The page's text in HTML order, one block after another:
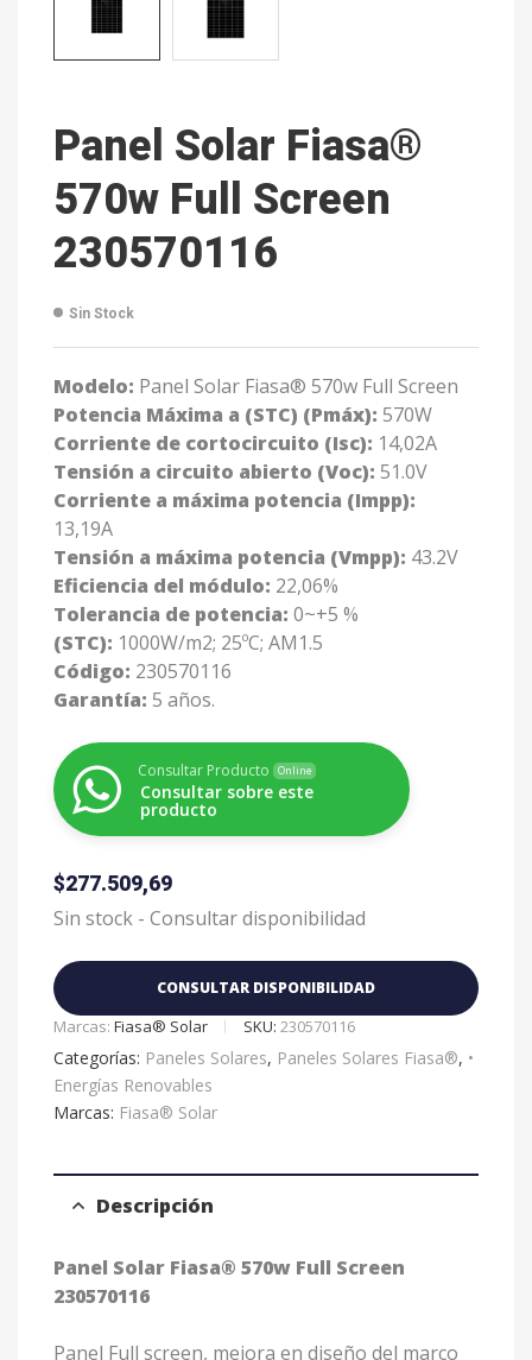
Panel Solar Fiasa®
570w Full Screen
230570116
Sin Stock
Modelo: Panel Solar Fiasa® 570w Full Screen
Potencia Máxima a (STC) (Pmáx): 570W
Corriente de cortocircuito (Isc): 14,02A
Tensión a circuito abierto (Voc): 51.0V
Corriente a máxima potencia (Impp):
13,19A
Tensión a máxima potencia (Vmpp): 43.2V
Eficiencia del módulo: 22,06%
Tolerancia de potencia: 0~+5 %
(STC): 1000W/m2; 25ºC; AM1.5
Código: 230570116
Garantía: 5 años.
Consultar Producto Online
Consultar sobre este
producto
$277.509,69
Sin stock - Consultar disponibilidad
CONSULTAR DISPONIBILIDAD
Marcas: Fiasa® Solar SKU: 230570116
Categorías: Paneles Solares, Paneles Solares Fiasa®, •
Energías Renovables
Marcas: Fiasa® Solar
Descripción
Panel Solar Fiasa® 570w Full Screen
230570116
Panel Full screen, mejora en diseño del marco